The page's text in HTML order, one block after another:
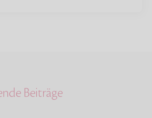
Beiträge